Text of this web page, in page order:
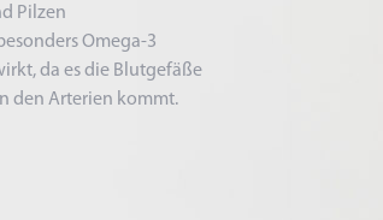
Pilzen
Omega-3
da es die Blutgefäße
den Arterien kommt.